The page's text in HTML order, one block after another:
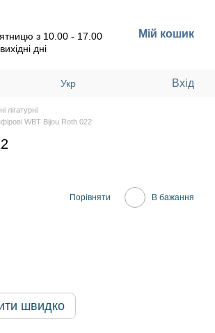
з 10.00 - 17.00
дні
Мій кошик
Укр Вхід
лігатурні
WBT Bijou Roth 022
Порівняти В бажання
швидко